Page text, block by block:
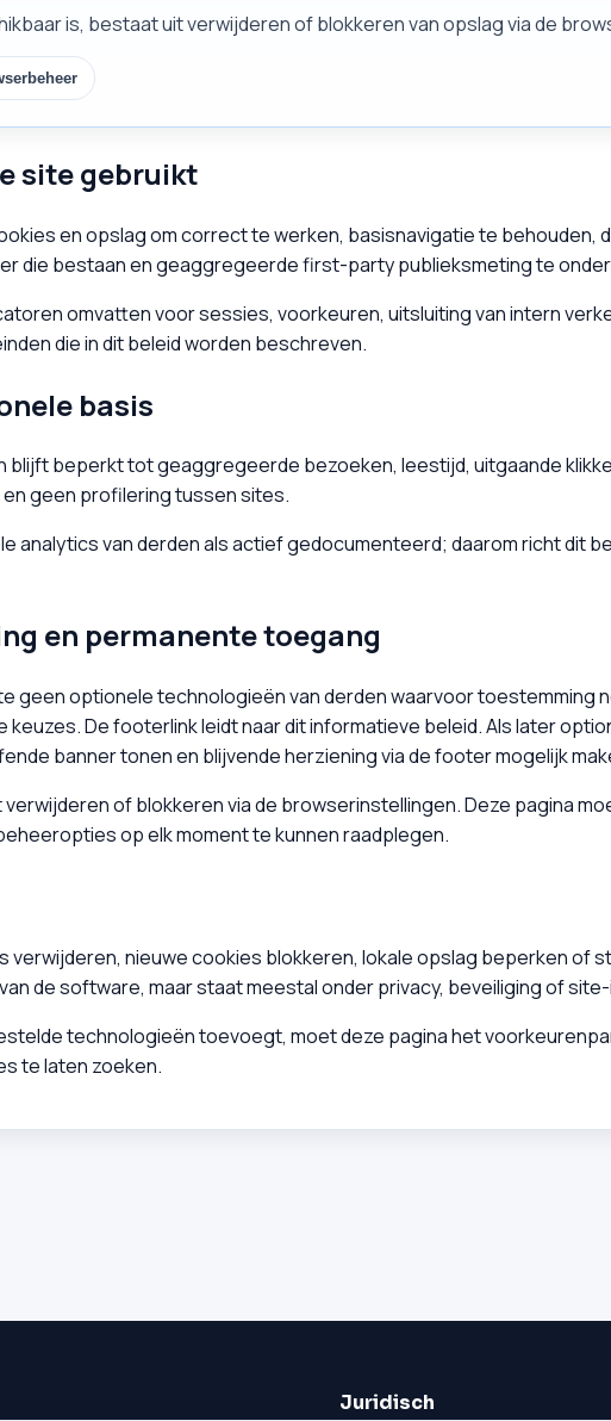
is, bestaat uit verwijderen of blokkeren van opslag via de
site gebruikt
en opslag om correct te werken, basisnavigatie te behouden,
die bestaan en geaggregeerde first-party publieksmeting te
omvatten voor sessies, voorkeuren, uitsluiting van intern
die in dit beleid worden beschreven.
basis
beperkt tot geaggregeerde bezoeken, leestijd, uitgaande
geen profilering tussen sites.
analytics van derden als actief gedocumenteerd; daarom richt dit
en permanente toegang
geen optionele technologieën van derden waarvoor toestemming
De footerlink leidt naar dit informatieve beleid. Als later
banner tonen en blijvende herziening via de footer mogelijk
of blokkeren via de browserinstellingen. Deze pagina
op elk moment te kunnen raadplegen.
verwijderen, nieuwe cookies blokkeren, lokale opslag beperken of
de software, maar staat meestal onder privacy, beveiliging of
technologieën toevoegt, moet deze pagina het
te laten zoeken.
Juridisch